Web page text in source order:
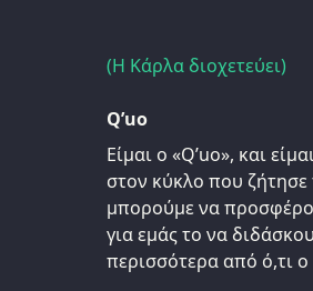
(Η Κάρλα διοχετεύει)
Q’uo
Είμαι ο «Q’uo», και
στον κύκλο που
μπορούμε να
για εμάς το να
περισσότερα από ό,τι